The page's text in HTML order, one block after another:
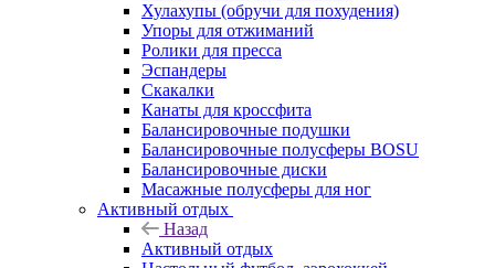
Хулахупы (обручи для похудения)
Упоры для отжиманий
Ролики для пресса
Эспандеры
Скакалки
Канаты для кроссфита
Балансировочные подушки
Балансировочные полусферы BOSU
Балансировочные диски
Масажные полусферы для ног
Активный отдых
Назад
Активный отдых